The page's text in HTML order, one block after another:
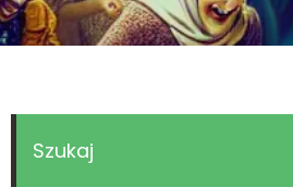
Szukaj